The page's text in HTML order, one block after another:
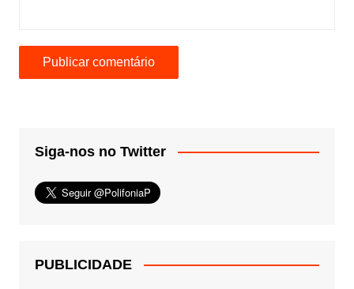
Siga-nos no Twitter
PUBLICIDADE